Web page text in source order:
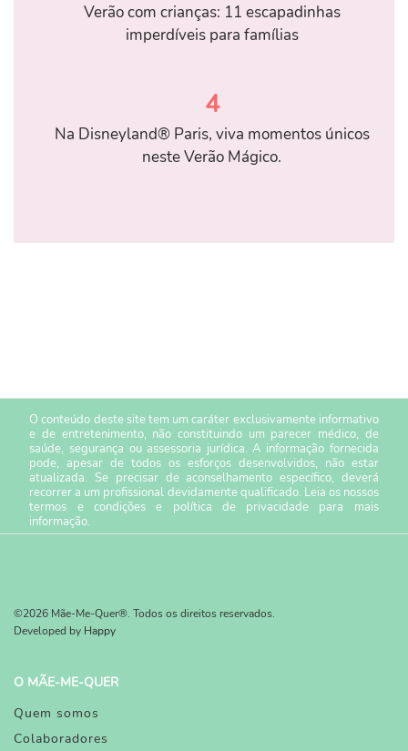
Verão com crianças: 11 escapadinhas
imperdíveis para famílias
4
Na Disneyland® Paris, viva momentos únicos
neste Verão Mágico.
O conteúdo deste site tem um caráter exclusivamente informativo
e de entretenimento, não constituindo um parecer médico, de
saúde, segurança ou assessoria jurídica. A informação fornecida
pode, apesar de todos os esforços desenvolvidos, não estar
atualizada. Se precisar de aconselhamento específico, deverá
recorrer a um profissional devidamente qualificado. Leia os nossos
termos e condiçõese política de privacidade para mais
informação.
©2026 Mãe-Me-Quer®. Todos os direitos reservados.
Developed by Happy
O MÃE-ME-QUER
Quem somos
Colaboradores